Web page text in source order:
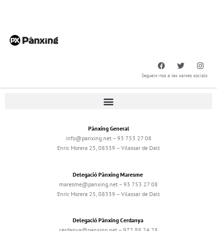
Segueix-nos a les xarxes socials
Pànxing General
info@panxing.net – 93 753 27 08
Enric Morera 25, 08339 – Vilassar de Dalt
Delegació Pànxing Maresme
maresme@panxing.net – 93 753 27 08
Enric Morera 25, 08339 – Vilassar de Dalt
Delegació Pànxing Cerdanya